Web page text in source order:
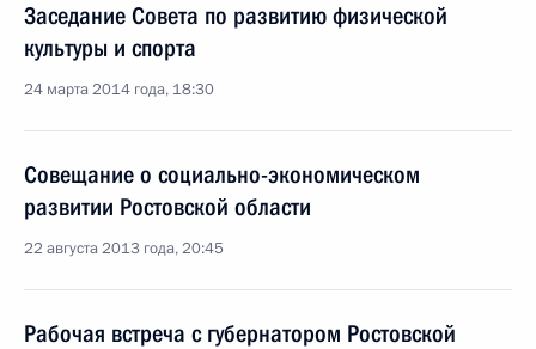
Заседание Совета по развитию физической
культуры и спорта
24 марта 2014 года, 18:30
Совещание о социально-экономическом
развитии Ростовской области
22 августа 2013 года, 20:45
Рабочая встреча с губернатором Ростовской